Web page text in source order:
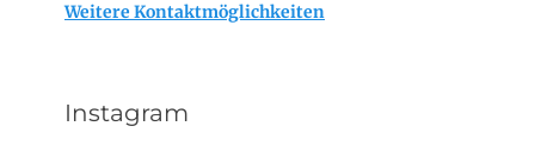
Weitere Kontaktmöglichkeiten
Instagram